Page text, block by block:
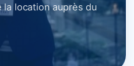
location auprès du